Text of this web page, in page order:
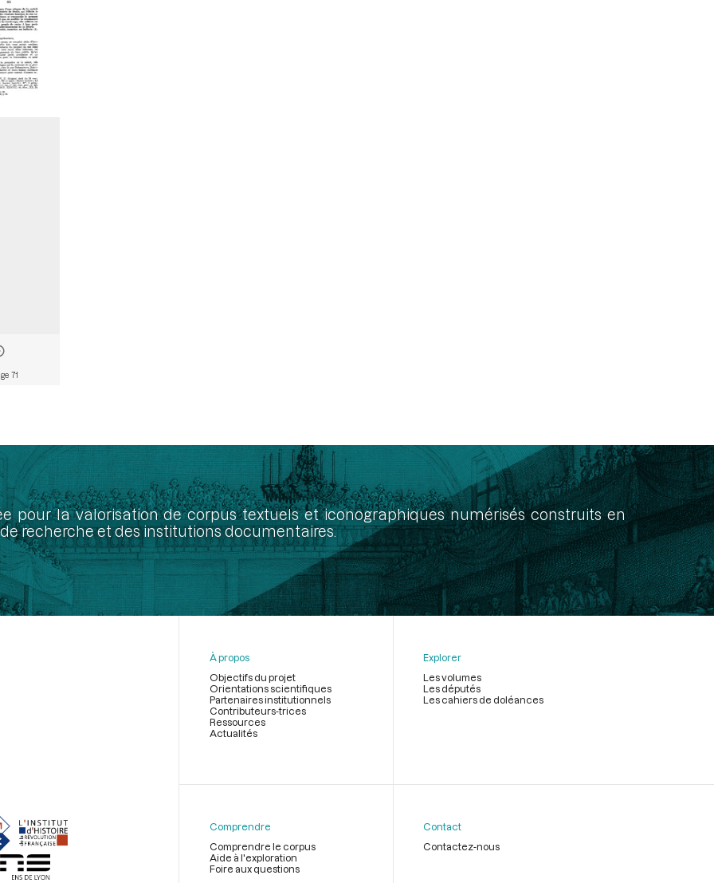
71
pour la valorisation de corpus textuels et iconographiques numérisés construits en
recherche et des institutions documentaires.
page
À propos
Objectifs du projet
Orientations scientifiques
Partenaires institutionnels
Contributeurs-trices
Ressources
Actualités
Explorer
Les volumes
Les députés
Les cahiers de doléances
Comprendre
Comprendre le corpus
Aide à l'exploration
Foire aux questions
Contact
Contactez-nous